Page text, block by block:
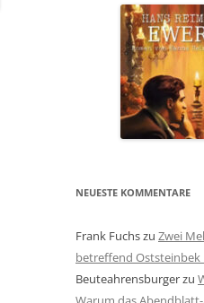
NEUESTE KOMMENTARE
Frank Fuchszu Zwei
betreffend
Beuteahrensburgerzu